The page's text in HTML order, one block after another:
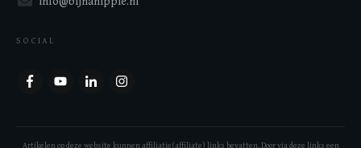
SOCIAL
Artikelen op deze website kunnen affiliatie(affiliate) links bevatten. Door via deze links een